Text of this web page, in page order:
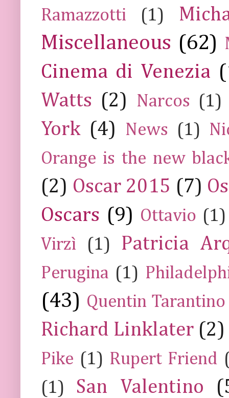
Ramazzotti (1)
Miscellaneous (62)
Cinema di Venezia
Watts (2) Narcos (1)
York (4) News (1)
Orange is the new
(2) Oscar 2015 (7)
Oscars (9) Ottavio (1)
Virzì
(1) Patricia
Perugina (1)
(43) Quentin Tarantino
Richard Linklater (2)
Pike (1) Rupert Friend
(1)
San Valentino